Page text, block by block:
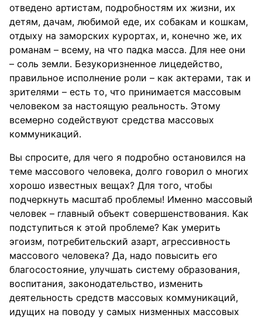
отведено артистам, подробностям их жизни, их
детям, дачам, любимой еде, их собакам и кошкам,
отдыху на заморских курортах, и, конечно же, их
романам – всему, на что падка масса. Для нее они
– соль земли. Безукоризненное лицедейство,
правильное исполнение роли – как актерами, так и
зрителями – есть то, что принимается массовым
человеком за настоящую реальность. Этому
всемерно содействуют средства массовых
коммуникаций.
Вы спросите, для чего я подробно остановился на
теме массового человека, долго говорил о многих
хорошо известных вещах? Для того, чтобы
подчеркнуть масштаб проблемы! Именно массовый
человек – главный объект совершенствования. Как
подступиться к этой проблеме? Как умерить
эгоизм, потребительский азарт, агрессивность
массового человека? Да, надо повысить его
благосостояние, улучшать систему образования,
воспитания, законодательство, изменить
деятельность средств массовых коммуникаций,
идущих на поводу у самых низменных массовых